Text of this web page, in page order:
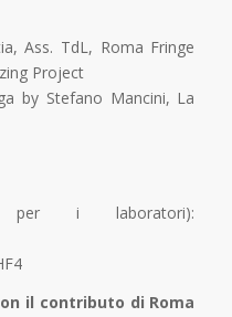
Ass. TdL, Roma Fringe
Project
by Stefano Mancini, La
per i laboratori):
il contributo di Roma